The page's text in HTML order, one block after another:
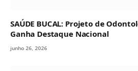
SAÚDE BUCAL: Projeto de
Ganha Destaque Nacional
junho 26, 2026